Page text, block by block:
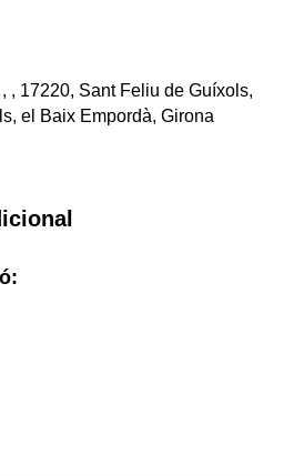
, 17220, Sant Feliu de Guíxols,
el Baix Empordà, Girona